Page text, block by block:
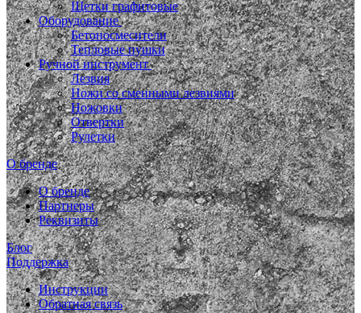
Щетки графитовые
Оборудование
Бетоносмесители
Тепловые пушки
Ручной инструмент
Лезвия
Ножи со сменными лезвиями
Ножовки
Отвертки
Рулетки
О бренде
О бренде
Партнеры
Реквизиты
Блог
Поддержка
Инструкции
Обратная связь